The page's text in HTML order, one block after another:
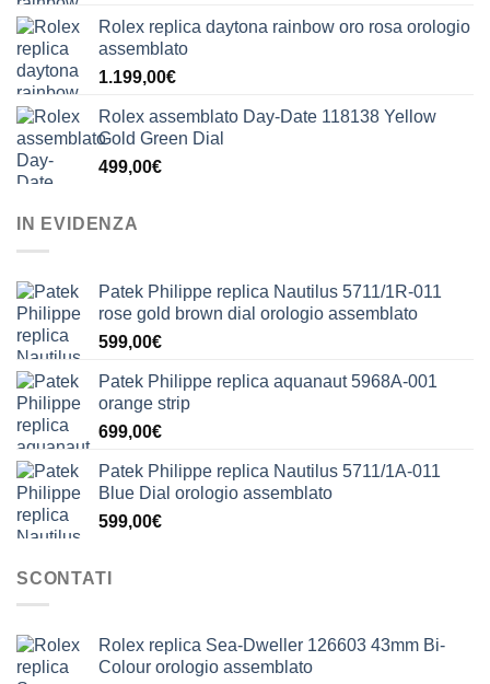
Rolex replica daytona rainbow oro rosa orologio
assemblato
1.199,00€
Rolex assemblato Day-Date 118138 Yellow
Gold Green Dial
499,00€
IN EVIDENZA
Patek Philippe replica Nautilus 5711/1R-011
rose gold brown dial orologio assemblato
599,00€
Patek Philippe replica aquanaut 5968A-001
orange strip
699,00€
Patek Philippe replica Nautilus 5711/1A-011
Blue Dial orologio assemblato
599,00€
SCONTATI
Rolex replica Sea-Dweller 126603 43mm Bi-
Colour orologio assemblato